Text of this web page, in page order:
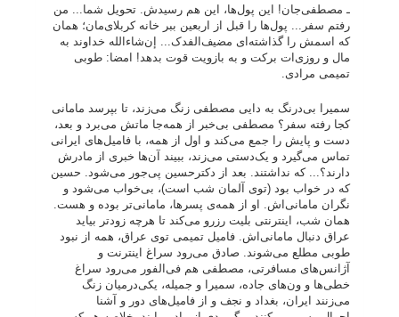
ـ مصطفی‌جان! این پول‌ها، این هم رسیدش. تحویل شما... من
رفتم سفر... پول‌ها را قبل از اربعین ببر خانه کربلای‌مان؛ همان
که اسمش را گذاشته‌ای مضیف‌الفدک... إن‌شاء‌الله خداوند به
مال و روزی‌ات برکت و به بازویت قوت بدهد! امضا: طوبی
تمیمی مرادی.
سمیرا بی‌درنگ به دایی مصطفی زنگ می‌زند، تا بپرسد مامانی
کجا رفته سفر؟ مصطفی بی‌خبر از همه‌جا ماتش می‌برد و بعد،
دست و پایش را جمع می‌کند و اول از همه، با فامیل‌های ایرانی
تماس می‌گیرد و یک‌دستی می‌زند، ببیند آن‌ها خبری از مادرش
دارند؟... که نداشتند. بعد از دکترحسین پی‌جور می‌شود. حسین
که در خواب بود (توی آلمان شب است)، بی‌خواب می‌شود و
نگران مامانی‌اش. او از همه‌ی پسرها، مامانی‌تر بوده و هست.
همان شب، اینترنتی بلیت رزرو می‌کند تا هرچه زودتر بیاید
عراق دنبال مامانی‌اش. فامیل تمیمی توی عراق، همه از نبود
طوبی مطلع می‌شوند. صادق می‌رود سراغ اینترنت و
آژانس‌های مسافرتی، مصطفی هم فی‌الفور می‌رود سراغ
خطی‌ها و ون‌های جاده، سمیرا و جمیله، یکی‌درمیان زنگ
می‌زنند ایران، بغداد و نجف و از فامیل‌های دور و آشنا